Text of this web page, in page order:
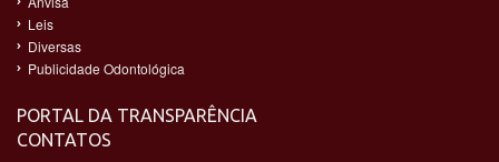
Leis
Diversas
Publicidade Odontológica
PORTAL DA TRANSPARÊNCIA
CONTATOS